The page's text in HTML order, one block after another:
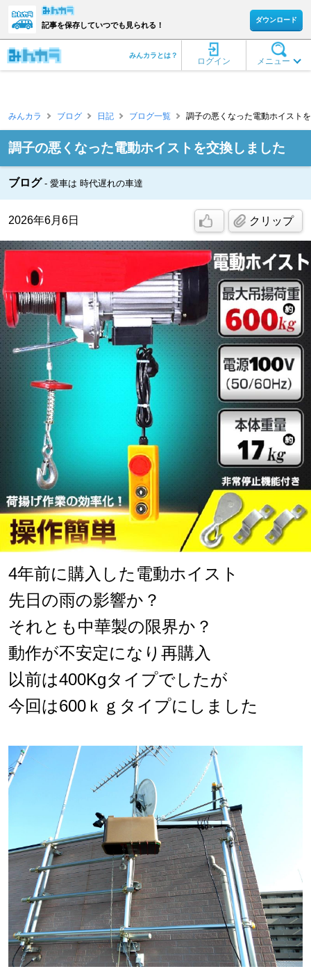
記事を保存していつでも見られる！
ダウンロード
メニュー
ログイン
みんカラとは？
みんカラ ブログ 日記 ブログ一覧 調子の悪くなった電動ホイスト
調子の悪くなった電動ホイストを交換しました
ブログ 愛車は 時代遅れの車達
2026年6月6日 クリップ
4年前に購入した電動ホイスト
先日の雨の影響か？
それとも中華製の限界か？
動作が不安定になり再購入
以前は400Kgタイプでしたが
今回は600ｋｇタイプにしました